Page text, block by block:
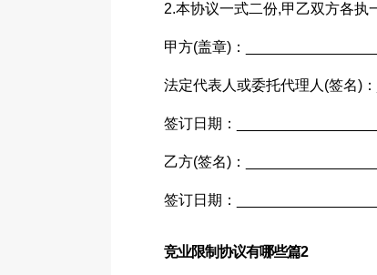
2.本协议一式二份,甲乙双方各执
甲方(盖章)：
法定代表人或委托代理人(签名)
签订日期：
乙方(签名)：
签订日期：
竞业限制协议有哪些篇2